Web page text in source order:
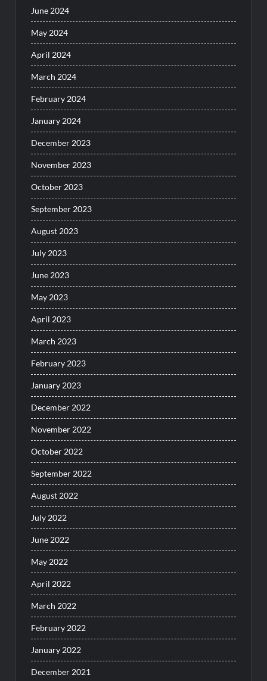
June 2024
May 2024
April 2024
March 2024
February 2024
January 2024
December 2023
November 2023
October 2023
September 2023
August 2023
July 2023
June 2023
May 2023
April 2023
March 2023
February 2023
January 2023
December 2022
November 2022
October 2022
September 2022
August 2022
July 2022
June 2022
May 2022
April 2022
March 2022
February 2022
January 2022
December 2021